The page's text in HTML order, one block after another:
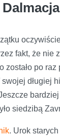
fakt, że nie
zostało po
długiej
siedzibą
. Urok